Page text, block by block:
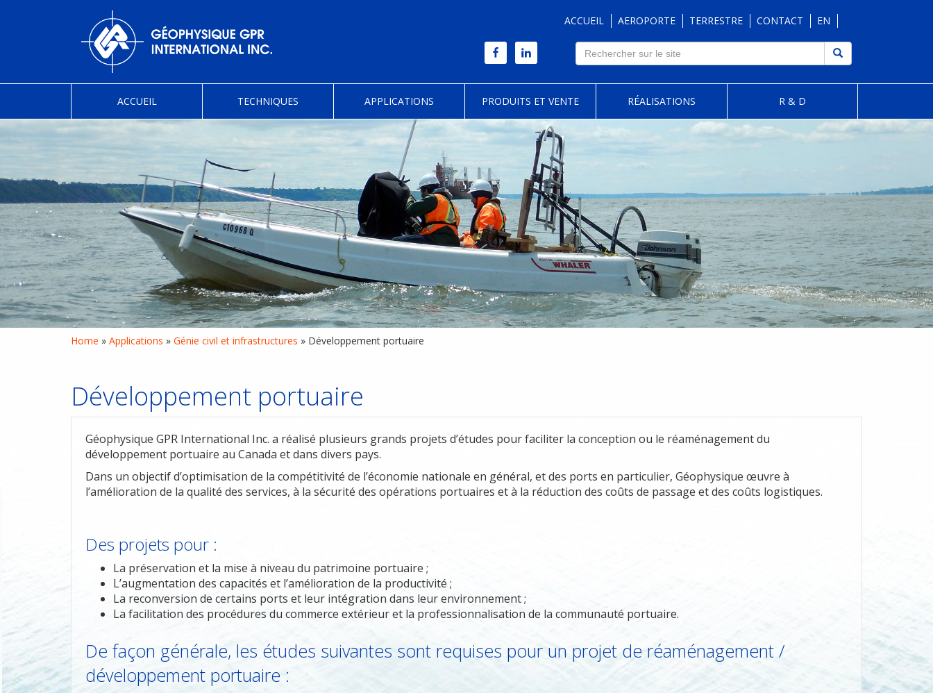
ACCUEIL AEROPORTE TERRESTRE CONTACT EN
ACCUEIL TECHNIQUES APPLICATIONS PRODUITS ET VENTE RÉALISATIONS R & D
Home » Applications » Génie civil et infrastructures » Développement portuaire
Développement portuaire
Géophysique GPR International Inc. a réalisé plusieurs grands projets d’études pour faciliter la conception ou le réaménagement du
développement portuaire au Canada et dans divers pays.
Dans un objectif d’optimisation de la compétitivité de l’économie nationale en général, et des ports en particulier, Géophysique œuvre à
l’amélioration de la qualité des services, à la sécurité des opérations portuaires et à la réduction des coûts de passage et des coûts logistiques.
Des projets pour :
La préservation et la mise à niveau du patrimoine portuaire ;
L’augmentation des capacités et l’amélioration de la productivité ;
La reconversion de certains ports et leur intégration dans leur environnement ;
La facilitation des procédures du commerce extérieur et la professionnalisation de la communauté portuaire.
De façon générale, les études suivantes sont requises pour un projet de réaménagement /
développement portuaire :